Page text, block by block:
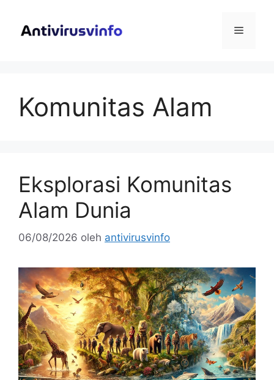
Menu
Komunitas Alam
Eksplorasi Komunitas
Alam Dunia
06/08/2026 oleh antivirusvinfo